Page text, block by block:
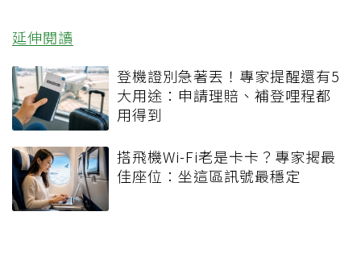
延伸閱讀
登機證別急著丟！專家提醒還有5
大用途：申請理賠、補登哩程都
用得到
搭飛機Wi-Fi老是卡卡？專家揭最
佳座位：坐這區訊號最穩定